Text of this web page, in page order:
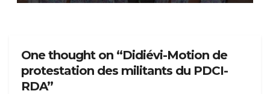
One thought on “Didiévi-Motion de
protestation des militants du PDCI-
RDA”